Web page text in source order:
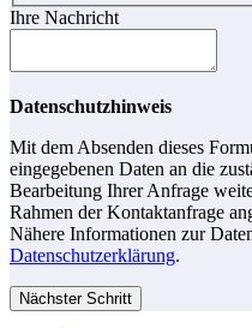
Ihre Nachricht
Datenschutzhinweis
Mit dem Absenden dieses
eingegebenen Daten an die
Bearbeitung Ihrer Anfrage
Rahmen der Kontaktanfrage
Nähere Informationen zur
Datenschutzerklärung.
Nächster Schritt